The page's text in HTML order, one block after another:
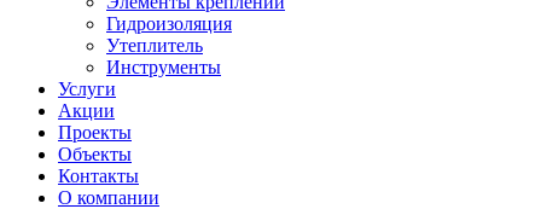
Гидроизоляция
Утеплитель
Инструменты
Услуги
Акции
Проекты
Объекты
Контакты
О компании